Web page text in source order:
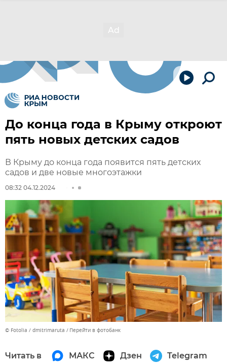
До конца года в Крыму откроют
пять новых детских садов
В Крыму до конца года появится пять детских
садов и две новые многоэтажки
08:32 04.12.2024
© Fotolia / dmitrimaruta Перейти в фотобанк
Читать в МАКС Дзен Telegram